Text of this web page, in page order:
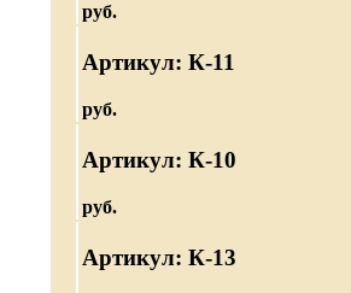
руб.
Артикул: К-11
руб.
Артикул: К-10
руб.
Артикул: К-13